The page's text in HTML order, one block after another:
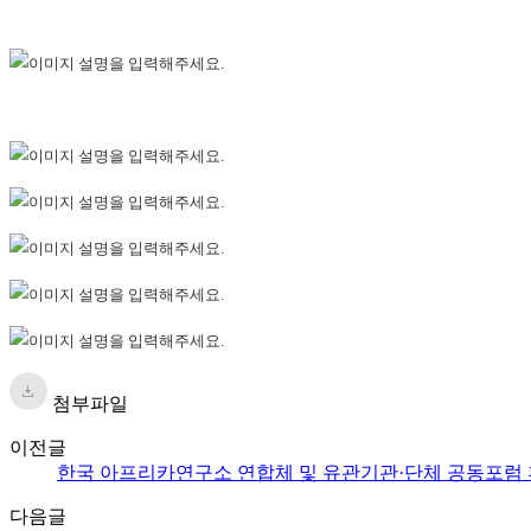
첨부파일
이전글
한국 아프리카연구소 연합체 및 유관기관·단체 공동포럼
다음글